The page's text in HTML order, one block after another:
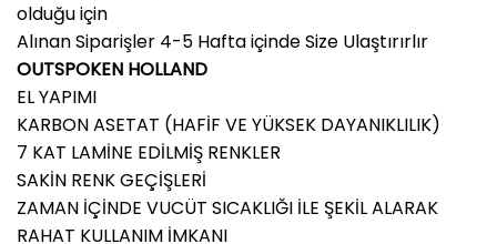
olduğu için
Alınan Siparişler 4-5 Hafta içinde Size Ulaştırırlır
OUTSPOKEN HOLLAND
EL YAPIMI
KARBON ASETAT (HAFİF VE YÜKSEK DAYANIKLILIK)
7 KAT LAMİNE EDİLMİŞ RENKLER
SAKİN RENK GEÇİŞLERİ
ZAMAN İÇİNDE VUCÜT SICAKLIĞI İLE ŞEKİL ALARAK
RAHAT KULLANIM İMKANI